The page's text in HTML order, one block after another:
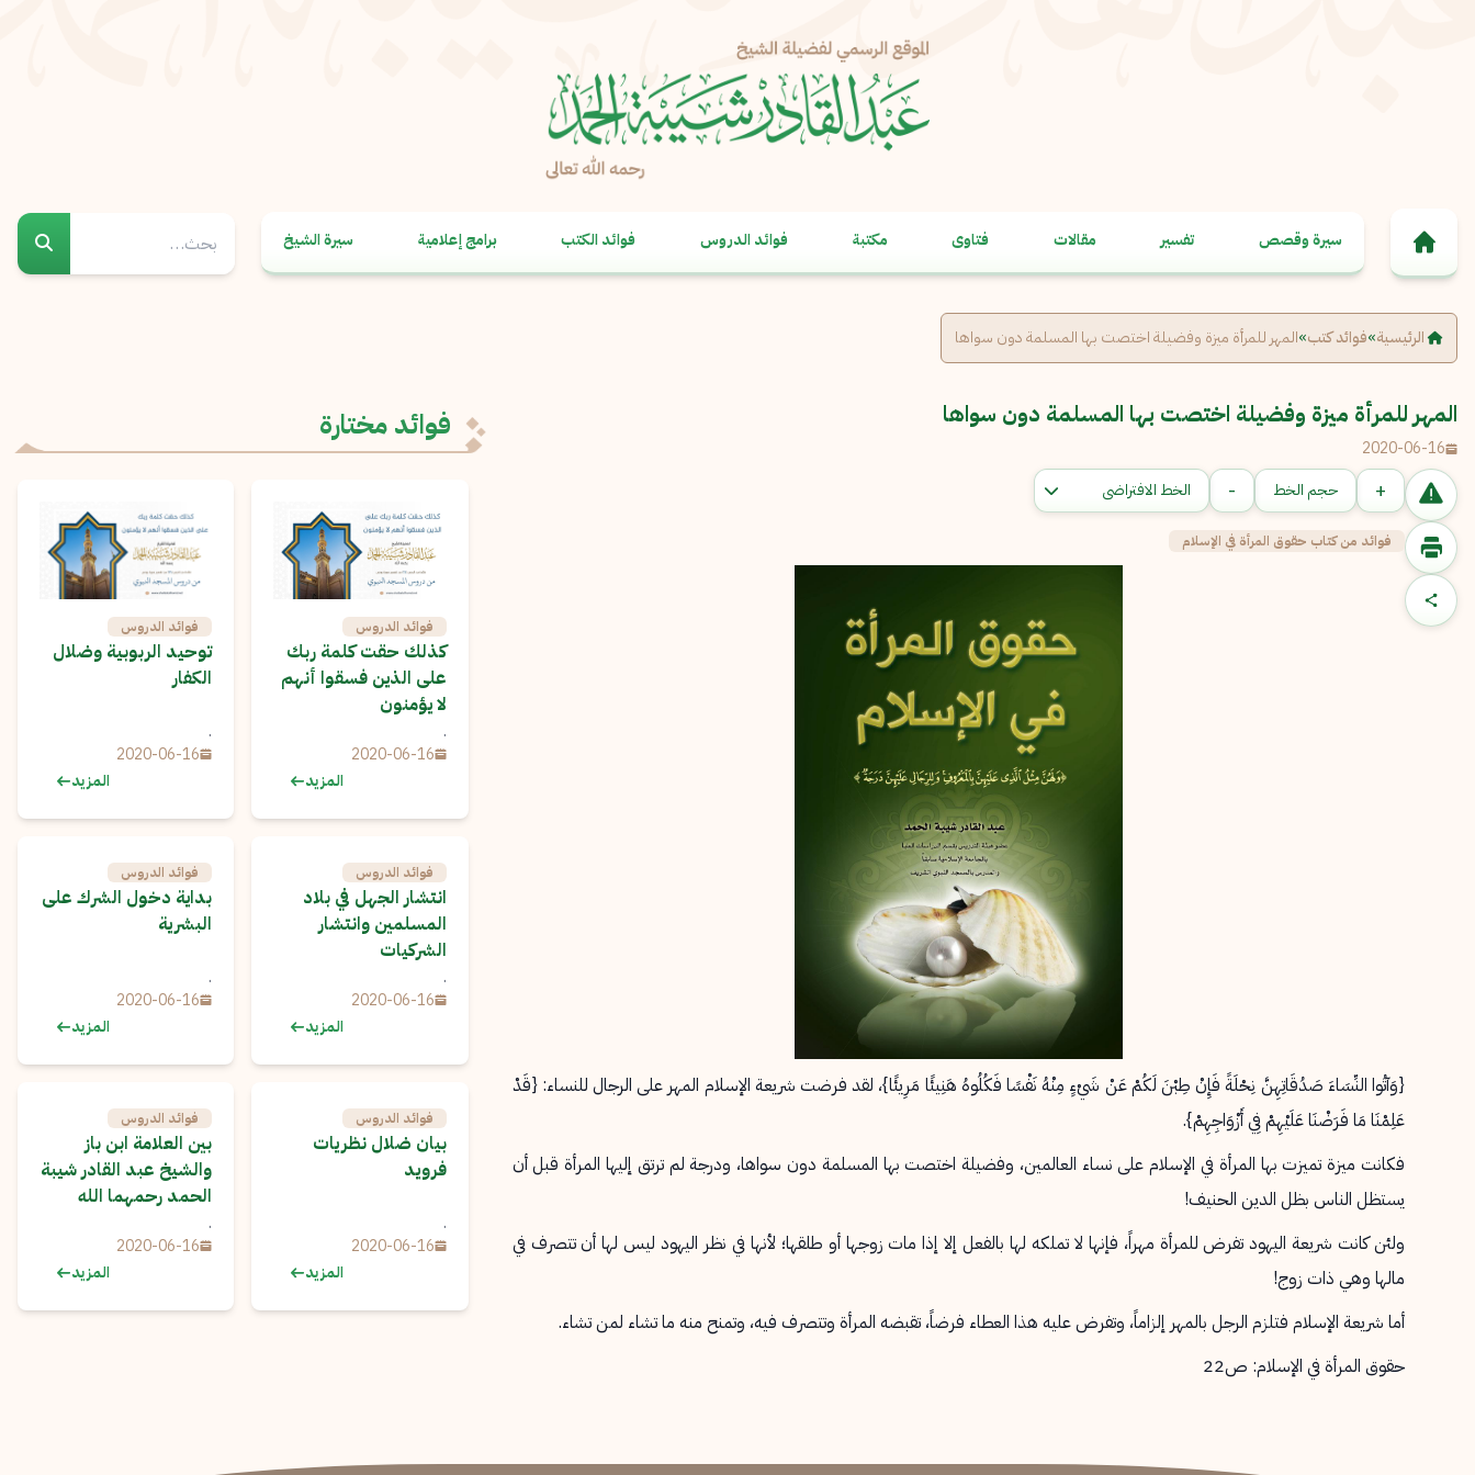
سيرة وقصص تفسير مقالات فتاوى مكتبة فوائد الدروس فوائد الكتب برامج إعلامية سيرة الشيخ
الرئيسية»فوائد كتب»المهر للمرأة ميزة وفضيلة اختصت بها المسلمة دون سواها
المهر للمرأة ميزة وفضيلة اختصت بها المسلمة دون سواها
2020-06-16
الإبلاغ عن مشكلة
البريد الإلكتروني*
الرسالة
نسخ
+ حجم الخط -
فوائد من كتاب حقوق المرأة في الإسلام
{وَآتُوا النِّسَاءَ صَدُقَاتِهِنَّ نِحْلَةً فَإِنْ طِبْنَ لَكُمْ عَنْ شَيْءٍ مِنْهُ نَفْسًا فَكُلُوهُ هَنِيئًا مَرِيئًا}، لقد فرضت شريعة الإسلام المهر على الرجال للنساء: {قَدْ
عَلِمْنَا مَا فَرَضْنَا عَلَيْهِمْ فِي أَزْوَاجِهِمْ}.
فكانت ميزة تميزت بها المرأة في الإسلام على نساء العالمين، وفضيلة اختصت بها المسلمة دون سواها، ودرجة لم ترتق إليها المرأة قبل أن
يستظل الناس بظل الدين الحنيف!
ولئن كانت شريعة اليهود تفرض للمرأة مهراً، فإنها لا تملكه لها بالفعل إلا إذا مات زوجها أو طلقها؛ لأنها في نظر اليهود ليس لها أن تتصرف في
مالها وهي ذات زوج!
أما شريعة الإسلام فتلزم الرجل بالمهر إلزاماً، وتفرض عليه هذا العطاء فرضاً، تقبضه المرأة وتتصرف فيه، وتمنح منه ما تشاء لمن تشاء.
حقوق المرأة في الإسلام: ص22
فوائد مختارة
فوائد الدروس
كذلك حقت كلمة ربك
على الذين فسقوا أنهم
لا يؤمنون
.
2020-06-16
المزيد
فوائد الدروس
توحيد الربوبية وضلال
الكفار
.
2020-06-16
المزيد
فوائد الدروس
انتشار الجهل في بلاد
المسلمين وانتشار
الشركيات
.
2020-06-16
المزيد
فوائد الدروس
بداية دخول الشرك على
البشرية
.
2020-06-16
المزيد
فوائد الدروس
بيان ضلال نظريات
فرويد
.
2020-06-16
المزيد
فوائد الدروس
بين العلامة ابن باز
والشيخ عبد القادر شيبة
الحمد رحمهما الله
.
2020-06-16
المزيد